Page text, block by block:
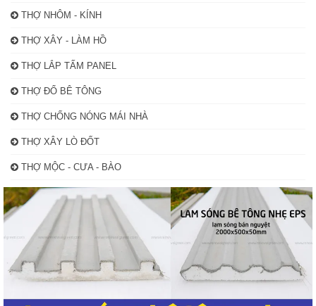
THỢ NHÔM - KÍNH
THỢ XÂY - LÀM HỒ
THỢ LẮP TẤM PANEL
THỢ ĐỔ BÊ TÔNG
THỢ CHỐNG NÓNG MÁI NHÀ
THỢ XÂY LÒ ĐỐT
THỢ MỘC - CƯA - BÀO